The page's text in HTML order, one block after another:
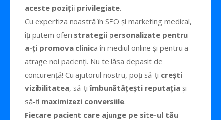
aceste poziții privilegiate.
Cu expertiza noastră în SEO și marketing medical,
îți putem oferi strategii personalizate pentru
a-ți promova clinica în mediul online și pentru a
atrage noi pacienți. Nu te lăsa depasit de
concurență! Cu ajutorul nostru, poți să-ți crești
vizibilitatea, să-țiîmbunătățești reputația și
să-ți maximizezi conversiile.
Fiecare pacient care ajunge pe site-ul tău